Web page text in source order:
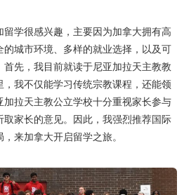
学很感兴趣，主要因为加拿大拥有高
的城市环境、多样的就业选择，以及可
先，我目前就读于尼亚加拉天主教教
我不仅能学习传统宗教课程，还能领
拉天主教公立学校十分重视家长参与
家长的意见。因此，我强烈推荐国际
来加拿大开启留学之旅。